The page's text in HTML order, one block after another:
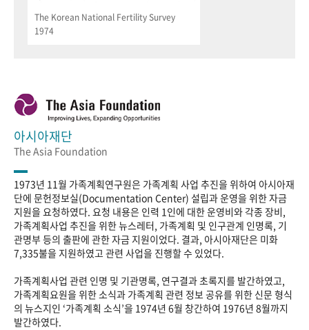
The Korean National Fertility Survey
1974
아시아재단
The Asia Foundation
1973년 11월 가족계획연구원은 가족계획 사업 추진을 위하여 아시아재
단에 문헌정보실(Documentation Center) 설립과 운영을 위한 자금
지원을 요청하였다. 요청 내용은 인력 1인에 대한 운영비와 각종 장비,
가족계획사업 추진을 위한 뉴스레터, 가족계획 및 인구관계 인명록, 기
관명부 등의 출판에 관한 자금 지원이었다. 결과, 아시아재단은 미화
7,335불을 지원하였고 관련 사업을 진행할 수 있었다.
가족계획사업 관련 인명 및 기관명록, 연구결과 초록지를 발간하였고,
가족계획요원을 위한 소식과 가족계획 관련 정보 공유를 위한 신문 형식
의 뉴스지인 ‘가족계획 소식’을 1974년 6월 창간하여 1976년 8월까지
발간하였다.